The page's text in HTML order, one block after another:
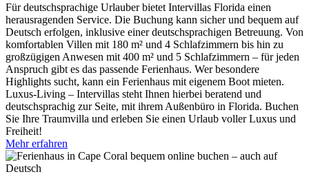
Für deutschsprachige Urlauber bietet Intervillas Florida einen
herausragenden Service. Die Buchung kann sicher und bequem auf
Deutsch erfolgen, inklusive einer deutschsprachigen Betreuung. Von
komfortablen Villen mit 180 m² und 4 Schlafzimmern bis hin zu
großzügigen Anwesen mit 400 m² und 5 Schlafzimmern – für jeden
Anspruch gibt es das passende Ferienhaus. Wer besondere
Highlights sucht, kann ein Ferienhaus mit eigenem Boot mieten.
Luxus-Living – Intervillas steht Ihnen hierbei beratend und
deutschsprachig zur Seite, mit ihrem Außenbüro in Florida. Buchen
Sie Ihre Traumvilla und erleben Sie einen Urlaub voller Luxus und
Freiheit!
Mehr erfahren